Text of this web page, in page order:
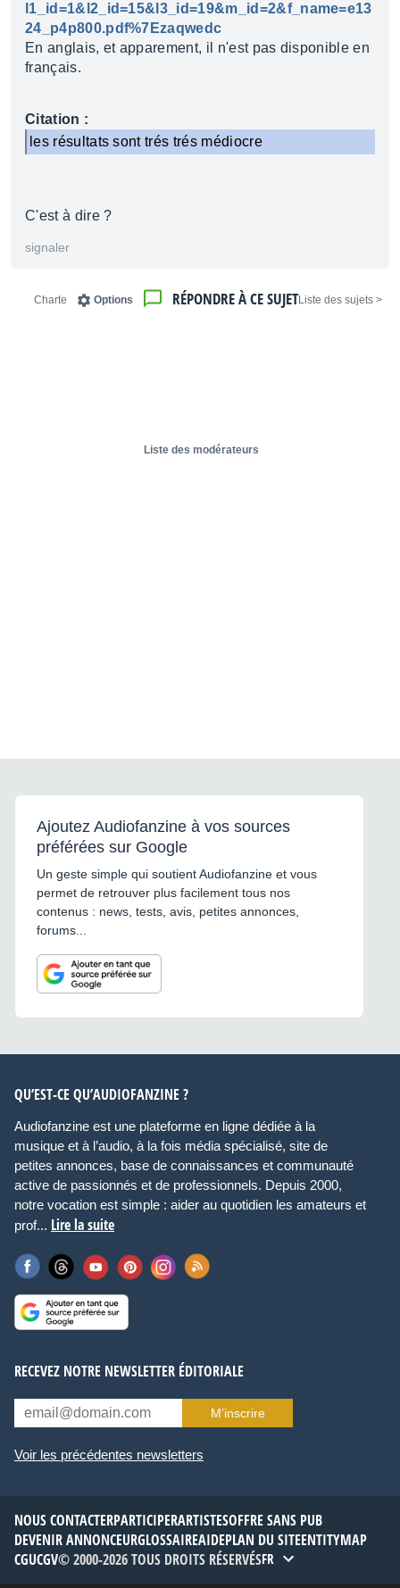
l1_id=1&l2_id=15&l3_id=19&m_id=2&f_name=e13
24_p4p800.pdf%7Ezaqwedc
En anglais, et apparement, il n'est pas disponible en
français.
Citation :
les résultats sont trés trés médiocre
C'est à dire ?
signaler
< Liste des sujets
RÉPONDRE À CE SUJET
Options
Charte
Liste des modérateurs
Ajoutez Audiofanzine à vos sources
préférées sur Google
Un geste simple qui soutient Audiofanzine et vous
permet de retrouver plus facilement tous nos
contenus : news, tests, avis, petites annonces,
forums...
QU’EST-CE QU’AUDIOFANZINE ?
Audiofanzine est une plateforme en ligne dédiée à la
musique et à l’audio, à la fois média spécialisé, site de
petites annonces, base de connaissances et communauté
active de passionnés et de professionnels. Depuis 2000,
notre vocation est simple : aider au quotidien les amateurs et
prof... Lire la suite
RECEVEZ NOTRE NEWSLETTER ÉDITORIALE
M’inscrire
Voir les précédentes newsletters
NOUS CONTACTERPARTICIPERARTISTESOFFRE SANS PUB
DEVENIR ANNONCEURGLOSSAIREAIDEPLAN DU SITEENTITYMAP
CGUCGV© 2000-2026 TOUS DROITS RÉSERVÉSFR